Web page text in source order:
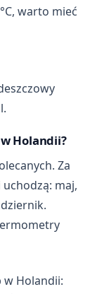
warto mieć
Holandii?
Za
maj,
w Holandii: